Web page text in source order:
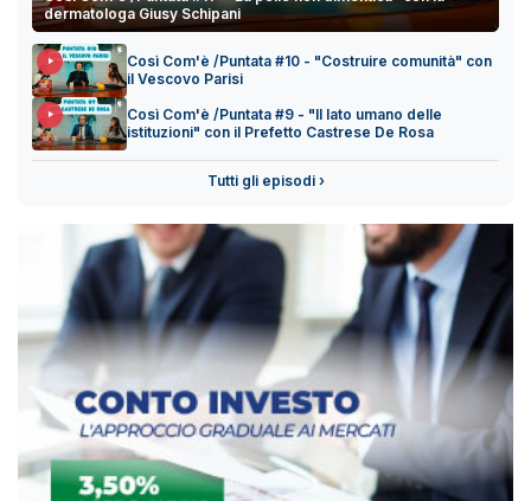
dermatologa Giusy Schipani
Così Com'è /Puntata #10 - "Costruire comunità" con
il Vescovo Parisi
Così Com'è /Puntata #9 - "Il lato umano delle
istituzioni" con il Prefetto Castrese De Rosa
Tutti gli episodi ›